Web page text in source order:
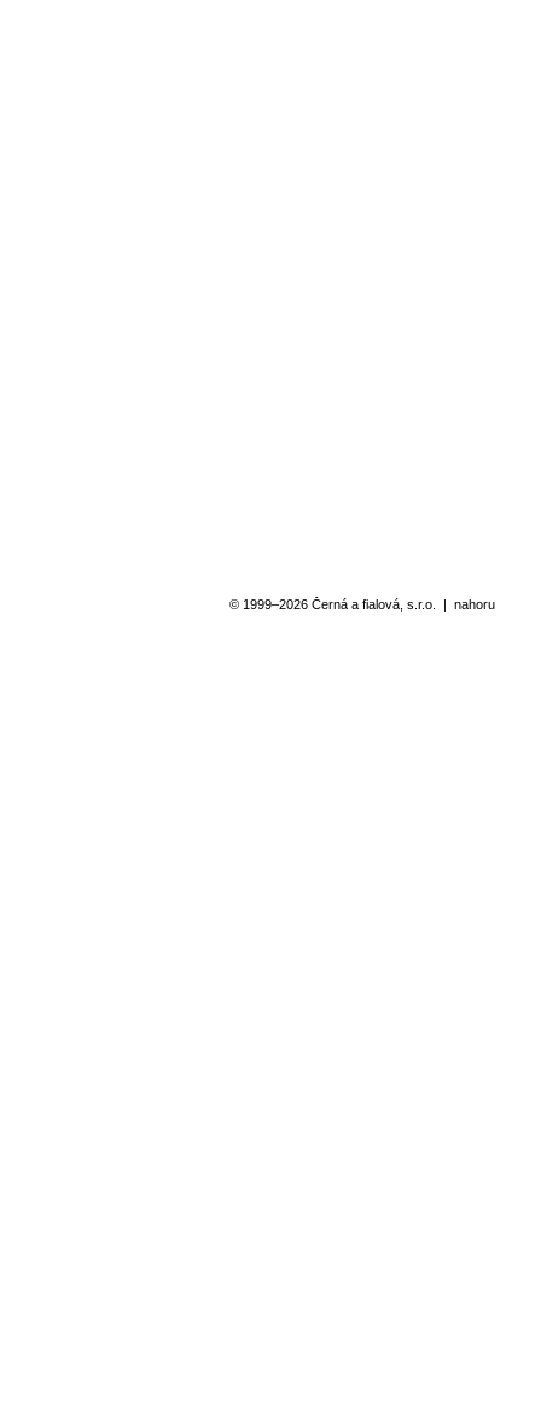
© 1999–2026 Černá a fialová, s.r.o. | nahoru